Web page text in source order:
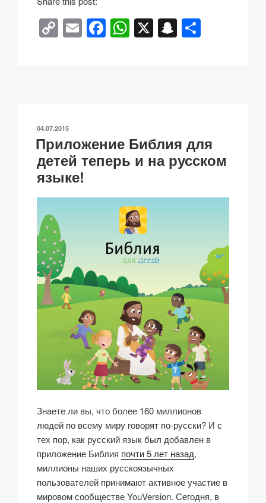
C
o
n
k
E
m
F
a
o
k
W
h
p
X S
n
at ть
ОПУБЛИКОВАНО
04.07.2015
Приложение Библия для
детей теперь и на русском
языке!
Знаете ли вы, что более 160 миллионов
людей по всему миру говорят по-русски? И с
тех пор, как русский язык был добавлен в
приложение Библия почти 5 лет назад,
миллионы наших русскоязычных
пользователей принимают активное участие в
мировом сообществе YouVersion. Сегодня, в